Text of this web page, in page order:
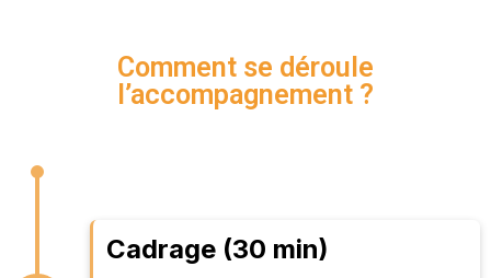
Comment se déroule
l’accompagnement ?
Cadrage (30 min)